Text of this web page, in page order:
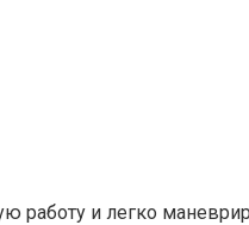
работу и легко